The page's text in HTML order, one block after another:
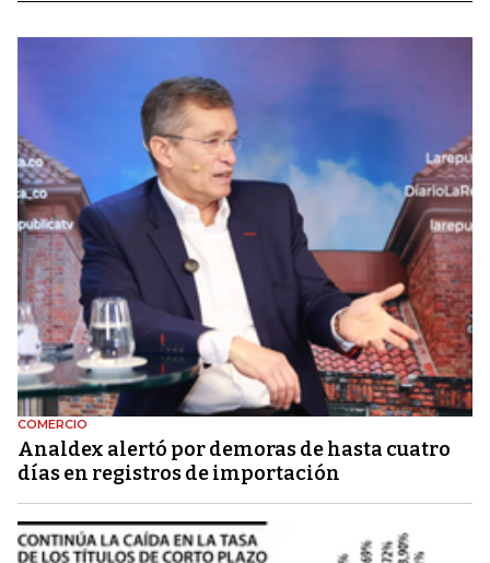
COMERCIO
Analdex alertó por demoras de hasta cuatro
días en registros de importación